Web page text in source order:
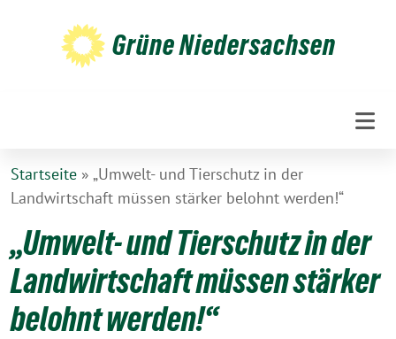
Grüne Niedersachsen
Startseite » „Umwelt- und Tierschutz in der
Landwirtschaft müssen stärker belohnt werden!“
„Umwelt- und Tierschutz in der
Landwirtschaft müssen stärker
belohnt werden!“